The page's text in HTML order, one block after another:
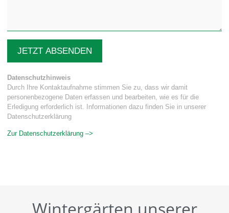
JETZT ABSENDEN
Datenschutzhinweis
Durch Ihre Kontaktaufnahme stimmen Sie zu, dass wir damit
personenbezogene Daten erfassen und bearbeiten, wie es für die
Erledigung erforderlich ist. Informationen dazu finden Sie in unserer
Datenschutzerklärung
Zur Datenschutzerklärung –>